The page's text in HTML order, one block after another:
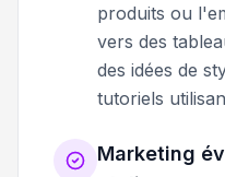
produits ou
vers des
des idées de
tutoriels
Marketing